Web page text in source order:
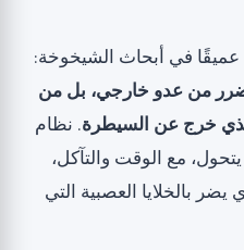
ضرر من عدو خارجي، بل من
خرج عن السيطرة. نظام
مع الوقت والتآكل،
بالخلايا العصبية التي